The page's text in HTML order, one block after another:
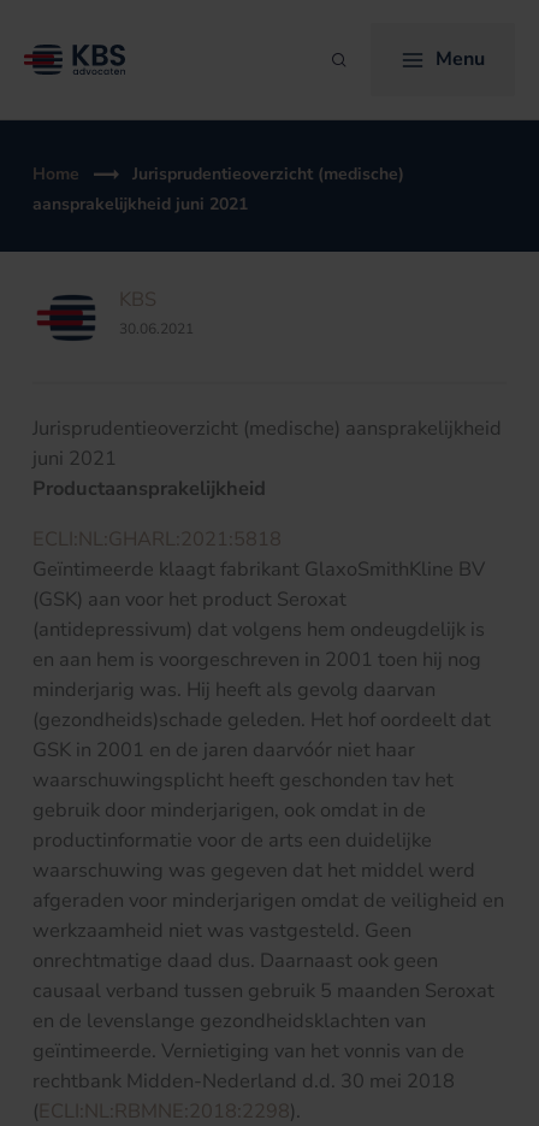
naar
Zoeken Menu
Home
Jurisprudentieoverzicht (medische)
aansprakelijkheid juni 2021
KBS
30.06.2021
Jurisprudentieoverzicht (medische) aansprakelijkheid
juni 2021
Productaansprakelijkheid
ECLI:NL:GHARL:2021:5818
Geïntimeerde klaagt fabrikant GlaxoSmithKline BV
(GSK) aan voor het product Seroxat
(antidepressivum) dat volgens hem ondeugdelijk is
en aan hem is voorgeschreven in 2001 toen hij nog
minderjarig was. Hij heeft als gevolg daarvan
(gezondheids)schade geleden. Het hof oordeelt dat
GSK in 2001 en de jaren daarvóór niet haar
waarschuwingsplicht heeft geschonden tav het
gebruik door minderjarigen, ook omdat in de
productinformatie voor de arts een duidelijke
waarschuwing was gegeven dat het middel werd
afgeraden voor minderjarigen omdat de veiligheid en
werkzaamheid niet was vastgesteld. Geen
onrechtmatige daad dus. Daarnaast ook geen
causaal verband tussen gebruik 5 maanden Seroxat
en de levenslange gezondheidsklachten van
geïntimeerde. Vernietiging van het vonnis van de
rechtbank Midden-Nederland d.d. 30 mei 2018
(ECLI:NL:RBMNE:2018:2298).